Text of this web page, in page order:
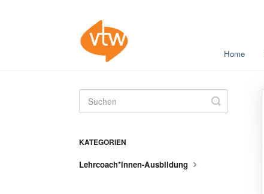
Home
Toggle
Search
KATEGORIEN
Lehrcoach*innen-Ausbildung